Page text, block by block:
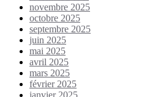
novembre 2025
octobre 2025
septembre 2025
juin 2025
mai 2025
avril 2025
mars 2025
février 2025